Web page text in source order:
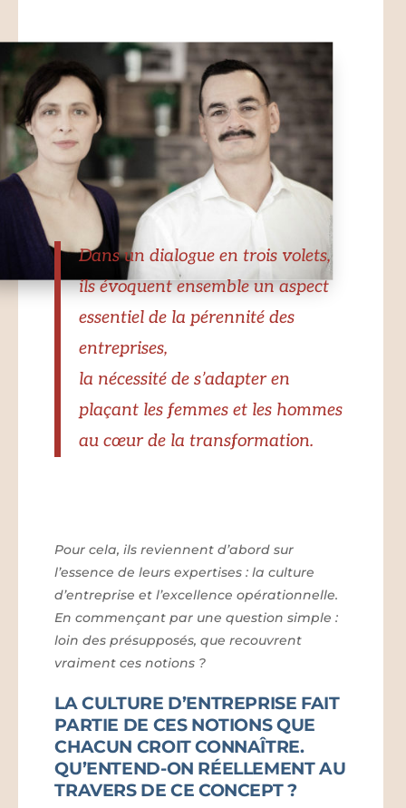
Dans un dialogue en trois volets,
ils évoquent ensemble un aspect
essentiel de la pérennité des
entreprises,
la nécessité de s’adapter en
plaçant les femmes et les hommes
au cœur de la transformation.
Pour cela, ils reviennent d’abord sur
l’essence de leurs expertises : la culture
d’entreprise et l’excellence opérationnelle.
En commençant par une question simple :
loin des présupposés, que recouvrent
vraiment ces notions ?
LA CULTURE D’ENTREPRISE FAIT
PARTIE DE CES NOTIONS QUE
CHACUN CROIT CONNAÎTRE.
QU’ENTEND-ON RÉELLEMENT AU
TRAVERS DE CE CONCEPT ?